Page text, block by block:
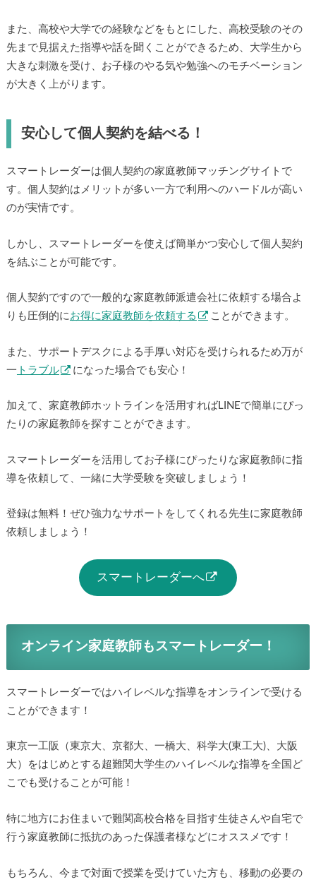
また、高校や大学での経験などをもとにした、高校受験のその
先まで見据えた指導や話を聞くことができるため、大学生から
大きな刺激を受け、お子様のやる気や勉強へのモチベーション
が大きく上がります。
安心して個人契約を結べる！
スマートレーダーは個人契約の家庭教師マッチングサイトで
す。個人契約はメリットが多い一方で利用へのハードルが高い
のが実情です。
しかし、スマートレーダーを使えば簡単かつ安心して個人契約
を結ぶことが可能です。
個人契約ですので一般的な家庭教師派遣会社に依頼する場合よ
りも圧倒的にお得に家庭教師を依頼する ことができます。
また、サポートデスクによる手厚い対応を受けられるため万が
一 トラブル になった場合でも安心！
加えて、家庭教師ホットラインを活用すればLINEで簡単にぴっ
たりの家庭教師を探すことができます。
スマートレーダーを活用してお子様にぴったりな家庭教師に指
導を依頼して、一緒に大学受験を突破しましょう！
登録は無料！ぜひ強力なサポートをしてくれる先生に家庭教師
依頼しましょう！
スマートレーダーへ
オンライン家庭教師もスマートレーダー！
スマートレーダーではハイレベルな指導をオンラインで受ける
ことができます！
東京一工阪（東京大、京都大、一橋大、科学大(東工大)、大阪
大）をはじめとする超難関大学生のハイレベルな指導を全国ど
こでも受けることが可能！
特に地方にお住まいで難関高校合格を目指す生徒さんや自宅で
行う家庭教師に抵抗のあった保護者様などにオススメです！
もちろん、今まで対面で授業を受けていた方も、移動の必要の